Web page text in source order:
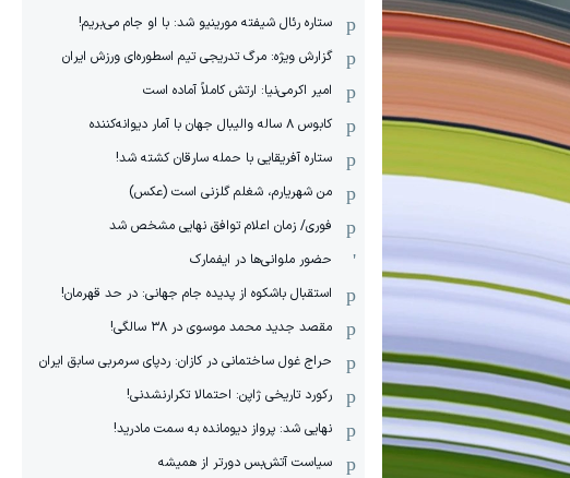
ستاره رئال شیفته مورینیو شد: با او جام می‌بریم!
گزارش ویژه: مرگ تدریجی تیم اسطوره‌ای ورزش ایران
امیر اکرمی‌نیا: ارتش کاملاً آماده است
کابوس ۸ ساله والیبال جهان با آمار دیوانه‌کننده
ستاره آفریقایی با حمله سارقان کشته شد!
من شهریارم، شغلم گلزنی است (عکس)
فوری/ زمان اعلام توافق نهایی مشخص شد
حضور ملوانی‌ها در ایفمارک
استقبال باشکوه از پدیده جام جهانی: در حد قهرمان!
مقصد جدید محمد موسوی در ٣٨ سالگی!
حراج غول ساختمانی در کازان: ردپای سرمربی سابق ایران
رکورد تاریخی ژاپن: احتمالا تکرارنشدنی!
نهایی شد: پرواز دیومانده به سمت مادرید!
سیاست آتش‌بس دورتر از همیشه